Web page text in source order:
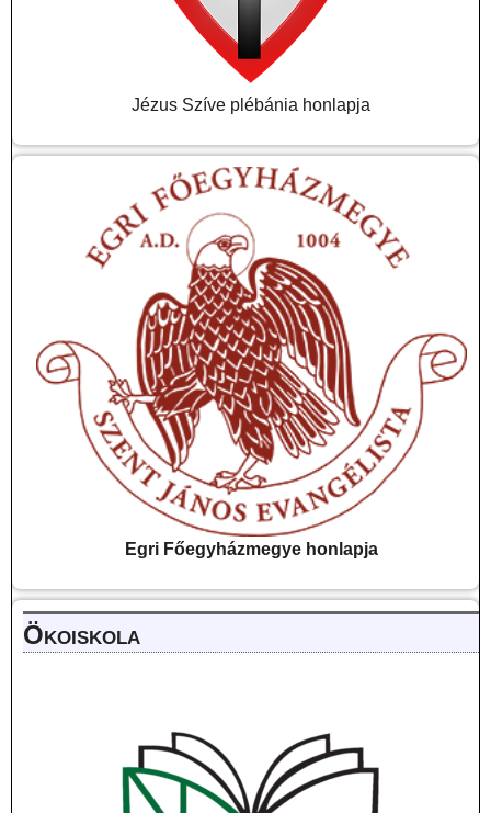
Jézus Szíve plébánia honlapja
Egri Főegyházmegye honlapja
Ökoiskola